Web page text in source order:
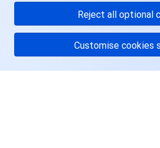
Reject all optional
Customise cookies